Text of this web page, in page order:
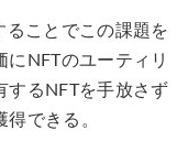
ることでこの課題を
NFTのユーティリ
するNFTを手放さず
できる。